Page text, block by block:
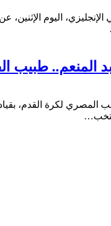
اليوم الإثنين، عن
المنعم.. طبيب
لكرة القدم،